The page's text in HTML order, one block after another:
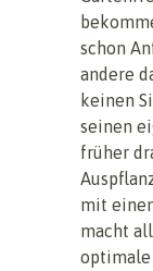
schon
andere
keinen
seinen
früher
mit
macht
optimale